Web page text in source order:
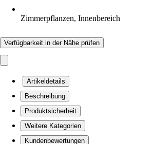
Zimmerpflanzen, Innenbereich
Verfügbarkeit in der Nähe prüfen
Artikeldetails
Beschreibung
Produktsicherheit
Weitere Kategorien
Kundenbewertungen